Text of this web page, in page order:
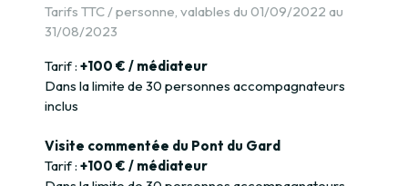
Tarifs TTC / personne, valables du 01/09/2022 au
31/08/2023
Tarif : +100 € / médiateur
Dans la limite de 30 personnes accompagnateurs
inclus
Visite commentée du Pont du Gard
Tarif : +100 € / médiateur